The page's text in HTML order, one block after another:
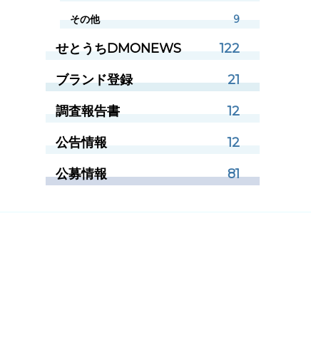
その他 9
せとうちDMONEWS
122
ブランド登録
21
調査報告書
12
公告情報
12
公募情報
81